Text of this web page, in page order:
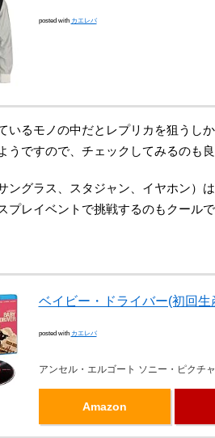
posted with カエレバ
いるモノの中だとレプリカを狙うし
うですので、チェックしてみるのも良
ングラス、スタジャン、イヤホン）
プレイベントで挑戦するのもクールで
ベイビー・ドライバー(初回生
posted with カエレバ
アンセル・エルゴート ソニー・ピクチ
Amazon